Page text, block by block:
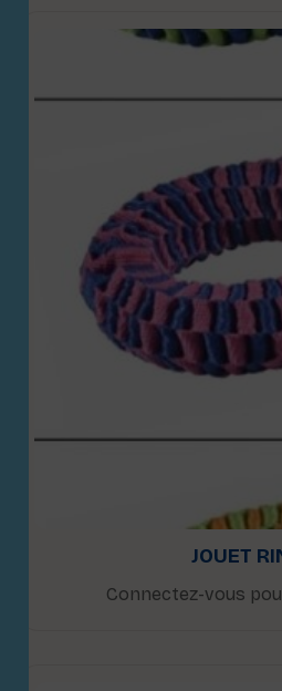
JOUET
Connectez-vous